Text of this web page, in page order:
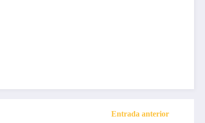
Entrada anterior